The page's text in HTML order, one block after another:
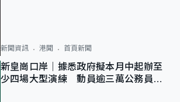
新聞資訊 港聞 首頁新聞
新皇崗口岸｜據悉政府擬本月中起辦至
少四場大型演練 動員逾三萬公務員人